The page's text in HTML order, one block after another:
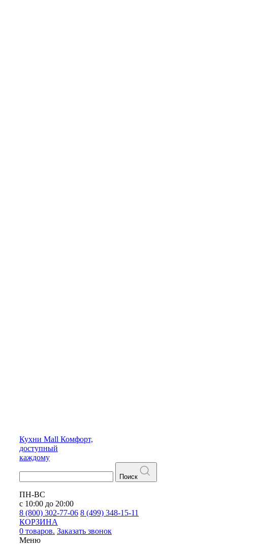
Кухни Mall Комфорт,
доступный
каждому
Поиск
ПН-ВС
с 10:00 до 20:00
8 (800) 302-77-06 8 (499) 348-15-11
КОРЗИНА
0 товаров. Заказать звонок
Меню